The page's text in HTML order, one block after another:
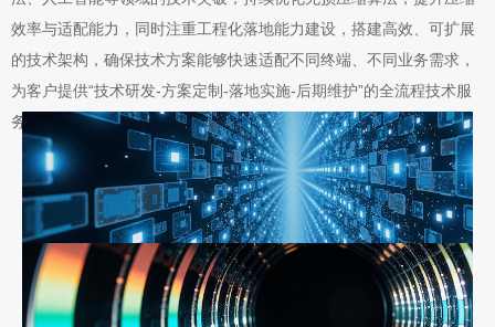
效率与适配能力，同时注重工程化落地能力建设，搭建高效、可扩展
的技术架构，确保技术方案能够快速适配不同终端、不同业务需求，
为客户提供“技术研发-方案定制-落地实施-后期维护”的全流程技术服
务。